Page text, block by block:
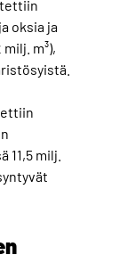
oksia ja
m³),
milj.